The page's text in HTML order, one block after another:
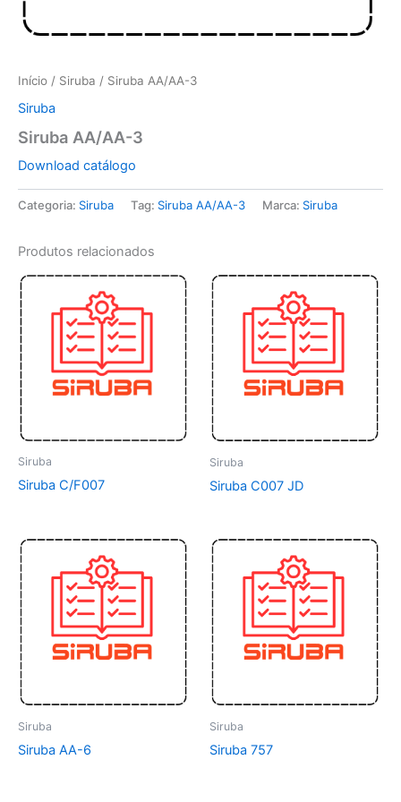
Início / Siruba / Siruba AA/AA-3
Siruba
Siruba AA/AA-3
Download catálogo
Categoria: Siruba Tag: Siruba AA/AA-3 Marca: Siruba
Produtos relacionados
Siruba
Siruba C/F007
Siruba
Siruba C007 JD
Siruba
Siruba AA-6
Siruba
Siruba 757